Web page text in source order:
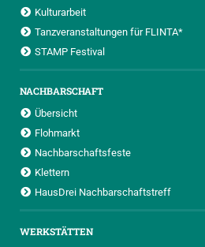
Kulturarbeit
Tanzveranstaltungen für FLINTA*
STAMP Festival
NACHBARSCHAFT
Übersicht
Flohmarkt
Nachbarschaftsfeste
Klettern
HausDrei Nachbarschaftstreff
WERKSTÄTTEN